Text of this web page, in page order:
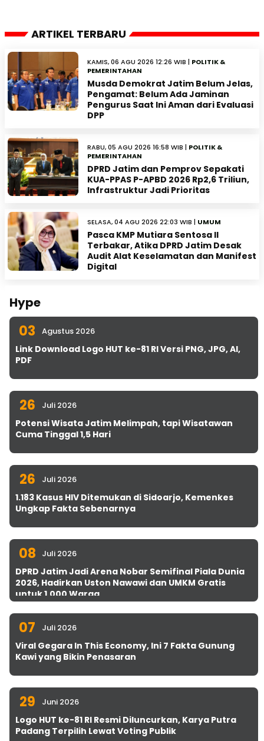
ARTIKEL TERBARU
KAMIS, 06 AGU 2026 12:26 WIB | POLITIK &
PEMERINTAHAN
Musda Demokrat Jatim Belum Jelas,
Pengamat: Belum Ada Jaminan
Pengurus Saat Ini Aman dari Evaluasi
DPP
RABU, 05 AGU 2026 16:58 WIB | POLITIK &
PEMERINTAHAN
DPRD Jatim dan Pemprov Sepakati
KUA-PPAS P-APBD 2026 Rp2,6 Triliun,
Infrastruktur Jadi Prioritas
SELASA, 04 AGU 2026 22:03 WIB | UMUM
Pasca KMP Mutiara Sentosa II
Terbakar, Atika DPRD Jatim Desak
Audit Alat Keselamatan dan Manifest
Digital
Hype
03 Agustus 2026
Link Download Logo HUT ke-81 RI Versi PNG, JPG, AI,
PDF
26 Juli 2026
Potensi Wisata Jatim Melimpah, tapi Wisatawan
Cuma Tinggal 1,5 Hari
26 Juli 2026
1.183 Kasus HIV Ditemukan di Sidoarjo, Kemenkes
Ungkap Fakta Sebenarnya
08 Juli 2026
DPRD Jatim Jadi Arena Nobar Semifinal Piala Dunia
2026, Hadirkan Uston Nawawi dan UMKM Gratis
untuk 1.000 Warga
07 Juli 2026
Viral Gegara In This Economy, Ini 7 Fakta Gunung
Kawi yang Bikin Penasaran
29 Juni 2026
Logo HUT ke-81 RI Resmi Diluncurkan, Karya Putra
Padang Terpilih Lewat Voting Publik